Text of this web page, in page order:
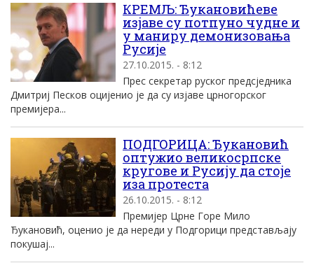
КРЕМЉ: Ђукановићеве
изјаве су потпуно чудне и
у маниру демонизовања
Русије
27.10.2015. - 8:12
Прес секретар руског предсjедника
Дмитриј Песков оцијенио је да су изјаве црногорског
премијера...
ПОДГОРИЦА: Ђукановић
оптужио великосрпске
кругове и Русију да стоје
иза протеста
26.10.2015. - 8:12
Премијер Црне Горе Мило
Ђукановић, оценио је да нереди у Подгорици представљају
покушај...